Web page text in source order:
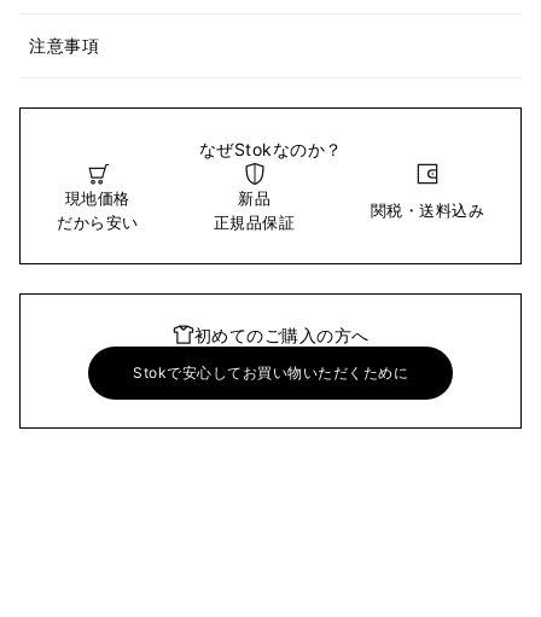
注意事項
なぜStokなのか？
現地価格
だから安い
新品
正規品保証
関税・送料込み
初めてのご購入の方へ
Stokで安心してお買い物いただくために